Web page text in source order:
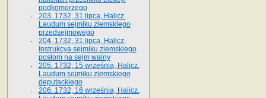
podkomorzego
203. 1732, 31 lipca, Halicz.
Laudum sejmiku ziemskiego
przedsejmowego
204. 1732, 31 lipca, Halicz.
Instrukcya sejmiku ziemskiego
posłom na sejm walny
205. 1732, 15 września, Halicz.
Laudum sejmiku ziemskiego
deputackiego
206. 1732, 16 września, Halicz.